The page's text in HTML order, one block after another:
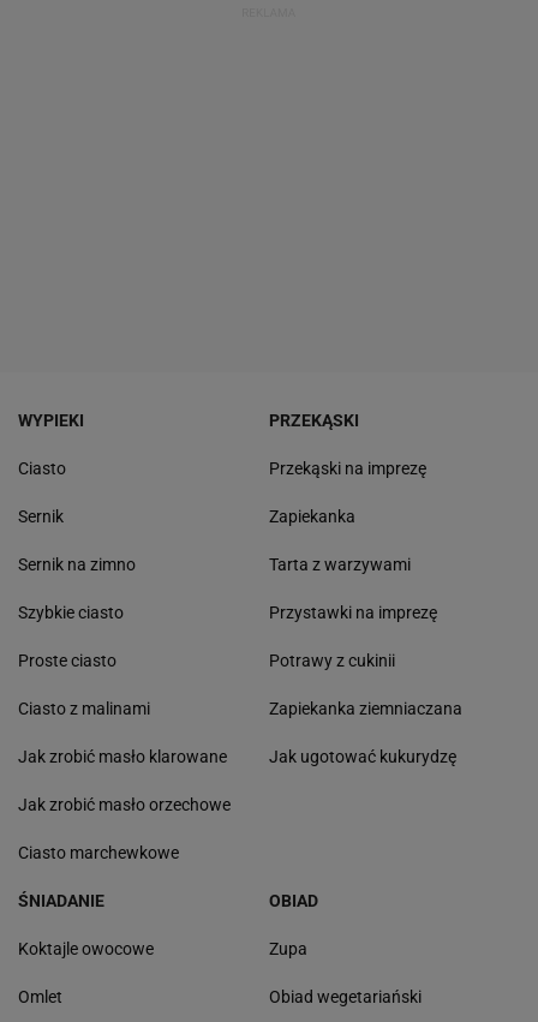
WYPIEKI
Ciasto
Sernik
Sernik na zimno
Szybkie ciasto
Proste ciasto
Ciasto z malinami
Jak zrobić masło klarowane
Jak zrobić masło orzechowe
Ciasto marchewkowe
PRZEKĄSKI
Przekąski na imprezę
Zapiekanka
Tarta z warzywami
Przystawki na imprezę
Potrawy z cukinii
Zapiekanka ziemniaczana
Jak ugotować kukurydzę
ŚNIADANIE
Koktajle owocowe
Omlet
OBIAD
Zupa
Obiad wegetariański